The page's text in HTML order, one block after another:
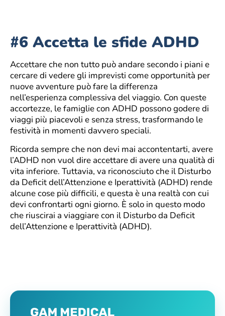
#6 Accetta le sfide ADHD
Accettare che non tutto può andare secondo i piani e
cercare di vedere gli imprevisti come opportunità per
nuove avventure può fare la differenza
nell’esperienza complessiva del viaggio. Con queste
accortezze, le famiglie con ADHD possono godere di
viaggi più piacevoli e senza stress, trasformando le
festività in momenti davvero speciali.
Ricorda sempre che non devi mai accontentarti, avere
l’ADHD non vuol dire accettare di avere una qualità di
vita inferiore. Tuttavia, va riconosciuto che il Disturbo
da Deficit dell’Attenzione e Iperattività (ADHD) rende
alcune cose più difficili, e questa è una realtà con cui
devi confrontarti ogni giorno. È solo in questo modo
che riuscirai a viaggiare con il Disturbo da Deficit
dell’Attenzione e Iperattività (ADHD).